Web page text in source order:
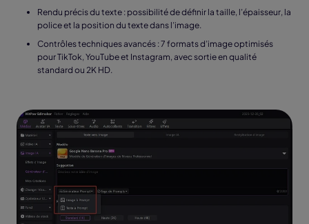
Rendu précis du texte : possibilité de définir la taille, l’épaisseur, la
police et la position du texte dans l’image.
Contrôles techniques avancés : 7 formats d’image optimisés
pour TikTok, YouTube et Instagram, avec sortie en qualité
standard ou 2K HD.